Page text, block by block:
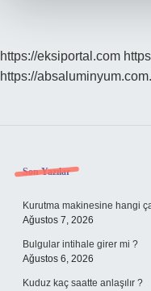
https://eksiportal.com
https://
Sidebar
Son Yazılar
Kurutma makinesine hangi
Ağustos 7, 2026
Bulgular intihale girer mi ?
Ağustos 6, 2026
Kuduz kaç saatte anlaşılır ?